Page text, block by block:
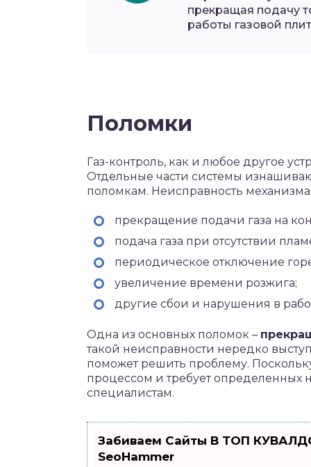
прекращая подачу
работы газовой
Поломки
Газ-контроль, как и любое другое
Отдельные части системы
поломкам. Неисправность
прекращение подачи газа на
подача газа при отсутствии
периодическое отключение
увеличение времени розжига;
другие сбои и нарушения в
Одна из основных поломок –
такой неисправности нередко
поможет решить проблему.
процессом и требует определенных
специалистам.
Забиваем Сайты В ТОП
SeoHammer